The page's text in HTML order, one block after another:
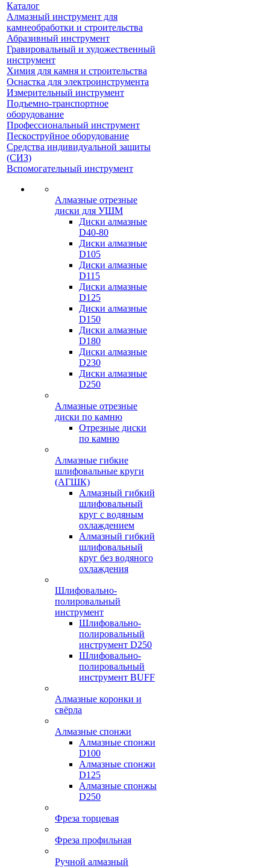
Каталог
Алмазный инструмент для
камнеобработки и строительства
Абразивный инструмент
Гравировальный и художественный
инструмент
Химия для камня и строительства
Оснастка для электроинструмента
Измерительный инструмент
Подъемно-транспортное
оборудование
Профессиональный инструмент
Пескоструйное оборудование
Средства индивидуальной защиты
(СИЗ)
Вспомогательный инструмент
Алмазные отрезные
диски для УШМ
Диски алмазные
D40-80
Диски алмазные
D105
Диски алмазные
D115
Диски алмазные
D125
Диски алмазные
D150
Диски алмазные
D180
Диски алмазные
D230
Диски алмазные
D250
Алмазные отрезные
диски по камню
Отрезные диски
по камню
Алмазные гибкие
шлифовальные круги
(АГШК)
Алмазный гибкий
шлифовальный
круг с водяным
охлаждением
Алмазный гибкий
шлифовальный
круг без водяного
охлаждения
Шлифовально-
полировальный
инструмент
Шлифовально-
полировальный
инструмент D250
Шлифовально-
полировальный
инструмент BUFF
Алмазные коронки и
свёрла
Алмазные спонжи
Алмазные спонжи
D100
Алмазные спонжи
D125
Алмазные спонжы
D250
Фреза торцевая
Фреза профильная
Ручной алмазный